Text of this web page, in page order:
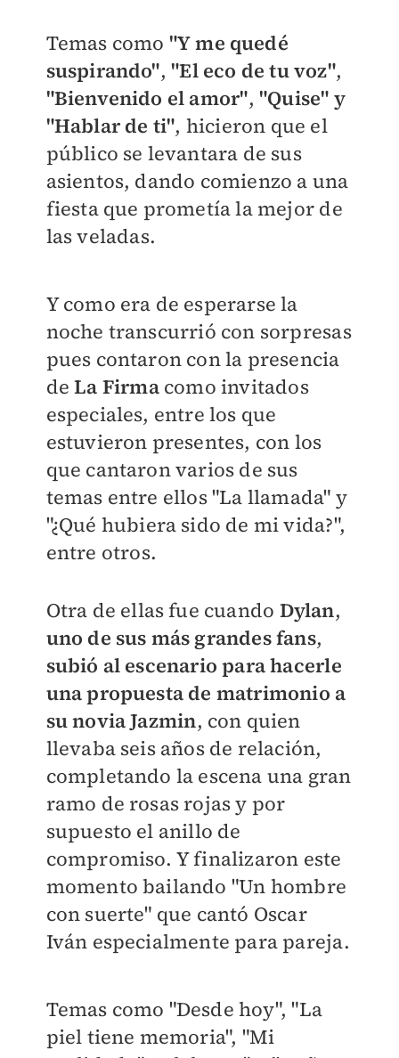
Temas como "Y me quedé
suspirando","El eco de tu voz",
"Bienvenido el amor", "Quise" y
"Hablar de ti", hicieron que el
público se levantara de sus
asientos, dando comienzo a una
fiesta que prometía la mejor de
las veladas.
Y como era de esperarse la
noche transcurrió con sorpresas
pues contaron con la presencia
de La Firmacomo invitados
especiales, entre los que
estuvieron presentes, con los
que cantaron varios de sus
temas entre ellos "La llamada" y
"¿Qué hubiera sido de mi vida?",
entre otros.
Otra de ellas fue cuando Dylan,
uno de sus más grandes fans,
subió al escenario para hacerle
una propuesta de matrimonio a
su novia Jazmin, con quien
llevaba seis años de relación,
completando la escena una gran
ramo de rosas rojas y por
supuesto el anillo de
compromiso. Y finalizaron este
momento bailando "Un hombre
con suerte" que cantó Oscar
Iván especialmente para pareja.
Temas como "Desde hoy", "La
piel tiene memoria", "Mi